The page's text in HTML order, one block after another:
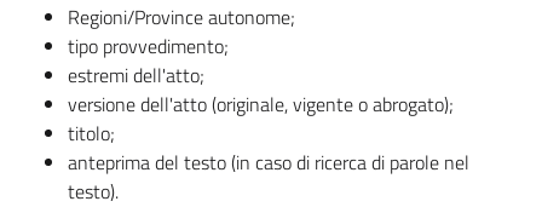
Regioni/Province autonome;
tipo provvedimento;
estremi dell'atto;
versione dell'atto (originale, vigente o abrogato);
titolo;
anteprima del testo (in caso di ricerca di parole nel
testo).